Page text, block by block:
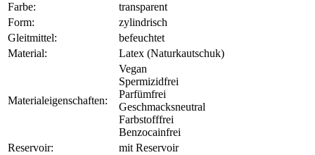
Farbe:
transparent
Form:
zylindrisch
Gleitmittel:
befeuchtet
Material:
Latex (Naturkautschuk)
Materialeigenschaften:
Vegan
Spermizidfrei
Parfümfrei
Geschmacksneutral
Farbstofffrei
Benzocainfrei
Reservoir:
mit Reservoir